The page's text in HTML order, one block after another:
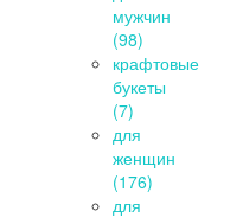
мужчин
(98)
крафтовые
букеты
(7)
для
женщин
(176)
для